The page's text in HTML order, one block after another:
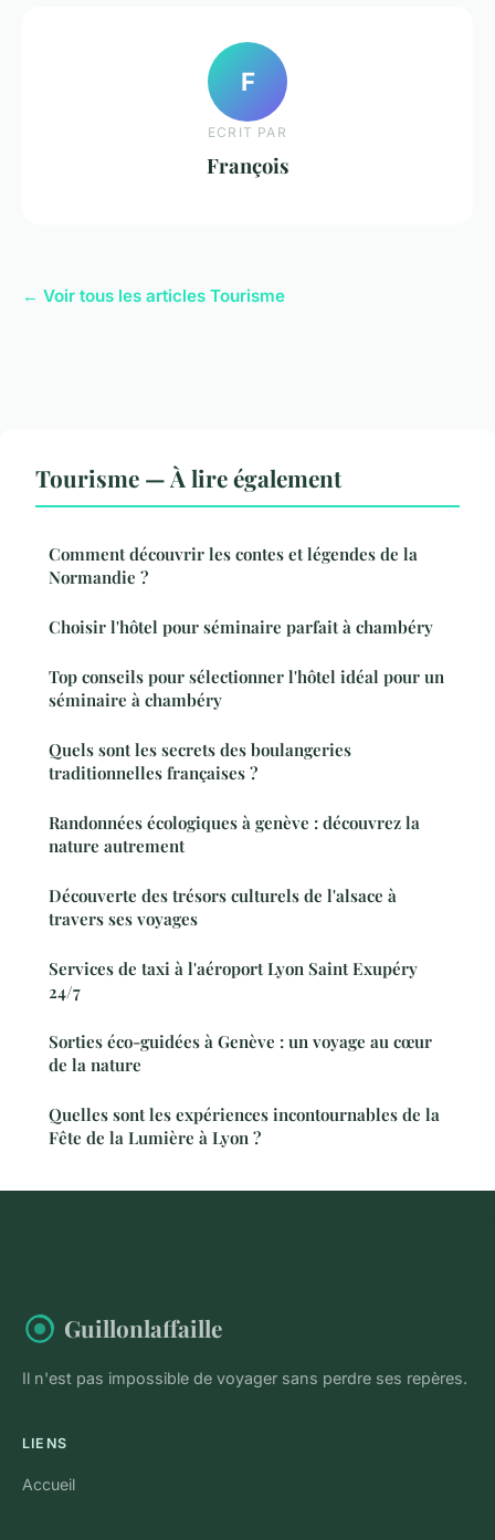
F
ECRIT PAR
François
← Voir tous les articles Tourisme
Tourisme — À lire également
Comment découvrir les contes et légendes de la
Normandie ?
Choisir l'hôtel pour séminaire parfait à chambéry
Top conseils pour sélectionner l'hôtel idéal pour un
séminaire à chambéry
Quels sont les secrets des boulangeries
traditionnelles françaises ?
Randonnées écologiques à genève : découvrez la
nature autrement
Découverte des trésors culturels de l'alsace à
travers ses voyages
Services de taxi à l'aéroport Lyon Saint Exupéry
24/7
Sorties éco-guidées à Genève : un voyage au cœur
de la nature
Quelles sont les expériences incontournables de la
Fête de la Lumière à Lyon ?
Guillonlaffaille
Il n'est pas impossible de voyager sans perdre ses repères.
LIENS
Accueil